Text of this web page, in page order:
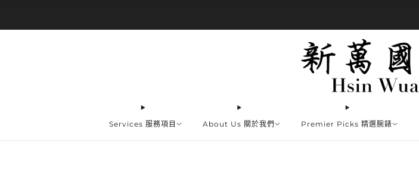
Services 服務項目 About Us 關於我們 Premier Picks 精選腕錶